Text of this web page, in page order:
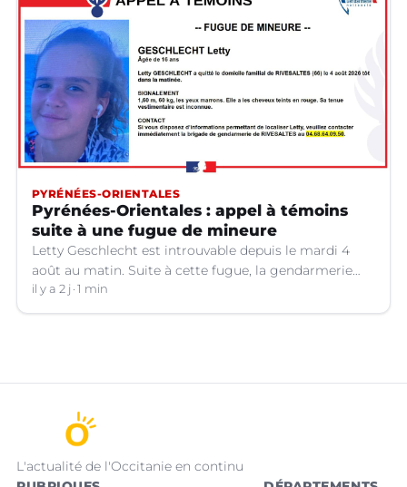
PYRÉNÉES-ORIENTALES
Pyrénées-Orientales : appel à témoins
suite à une fugue de mineure
Letty Geschlecht est introuvable depuis le mardi 4
août au matin. Suite à cette fugue, la gendarmerie
des Pyrénées-Orientales lance un appel à témoins.
il y a 2 j 1 min
L'actualité de l'Occitanie en continu